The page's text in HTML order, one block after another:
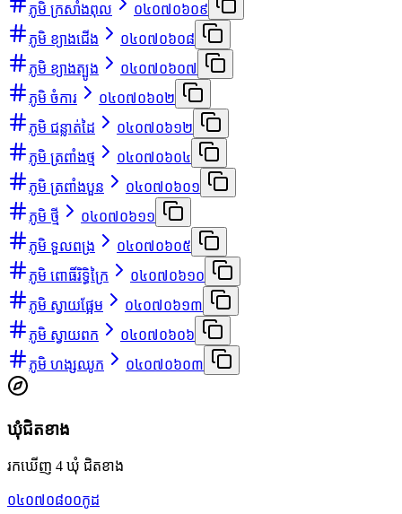
ភូមិ ក្រសាំងពុល
០៤០៧០៦០៩
ភូមិ ខ្យាងជើង
០៤០៧០៦០៨
ភូមិ ខ្យាងត្បូង
០៤០៧០៦០៧
ភូមិ ចំការ
០៤០៧០៦០២
ភូមិ ជន្លាត់ដៃ
០៤០៧០៦១២
ភូមិ ត្រពាំងថ្ម
០៤០៧០៦០៤
ភូមិ ត្រពាំងបួន
០៤០៧០៦០១
ភូមិ ថ្មី
០៤០៧០៦១១
ភូមិ ទួលពង្រ
០៤០៧០៦០៥
ភូមិ ពោធិ៍រិទ្ធិក្រៃ
០៤០៧០៦១០
ភូមិ ស្វាយផ្អែម
០៤០៧០៦១៣
ភូមិ ស្វាយពក
០៤០៧០៦០៦
ភូមិ ហង្សឈូក
០៤០៧០៦០៣
ឃុំជិតខាង
រកឃើញ 4 ឃុំ ជិតខាង
០៤០៧០៨០០កូដ